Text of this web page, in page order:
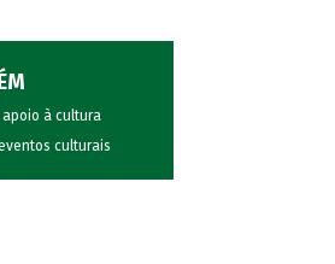
apoio à cultura
culturais